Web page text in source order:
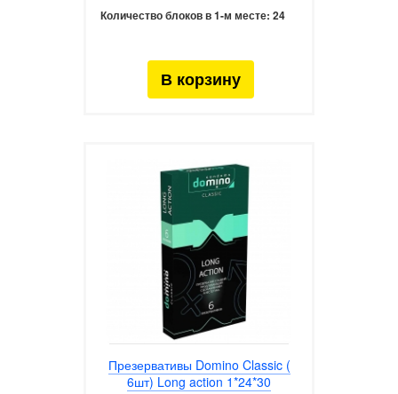
Количество блоков в 1-м месте: 24
Презервативы Domino Classic (
6шт) Long action 1*24*30